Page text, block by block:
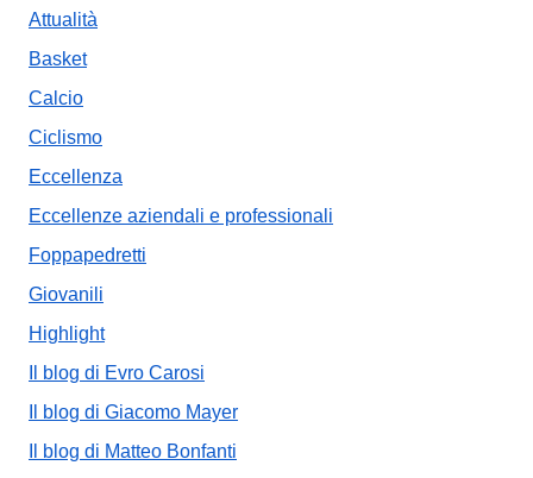
Attualità
Basket
Calcio
Ciclismo
Eccellenza
Eccellenze aziendali e professionali
Foppapedretti
Giovanili
Highlight
Il blog di Evro Carosi
Il blog di Giacomo Mayer
Il blog di Matteo Bonfanti